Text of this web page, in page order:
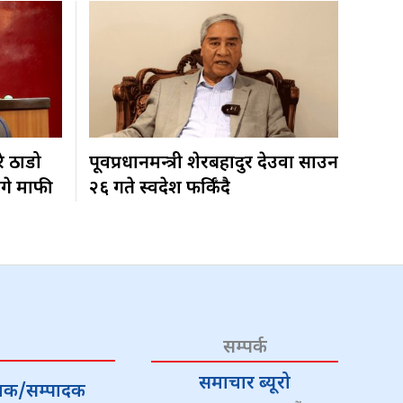
ठाडो
माफी
पूर्वप्रधानमन्त्री शेरबहादुर देउवा साउन
२६ गते स्वदेश फर्किँदै
सम्पादक
सम्पर्क
समाचार ब्यूरो